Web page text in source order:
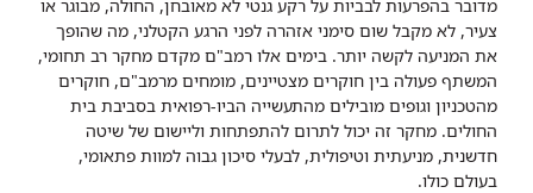
מדובר בהפרעות לבביות על רקע גנטי לא מאובחן, החולה, מבוגר או
צעיר, לא מקבל שום סימני אזהרה לפני הרגע הקטלני, מה שהופך
את המניעה לקשה יותר. בימים אלו רמב"ם מקדם מחקר רב תחומי,
המשתף פעולה בין חוקרים מצטיינים, מומחים מרמב"ם, חוקרים
מהטכניון וגופים מובילים מהתעשייה הביו-רפואית בסביבת בית
החולים. מחקר זה יכול לתרום להתפתחות וליישום של שיטה
חדשנית, מניעתית וטיפולית, לבעלי סיכון גבוה למוות פתאומי,
בעולם כולו.